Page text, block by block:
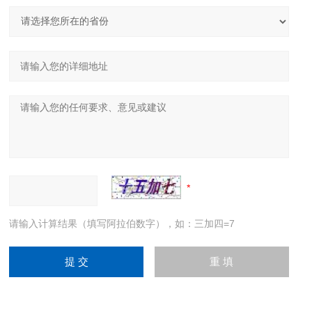
请输入计算结果（填写阿拉伯数字），如：三加四=7